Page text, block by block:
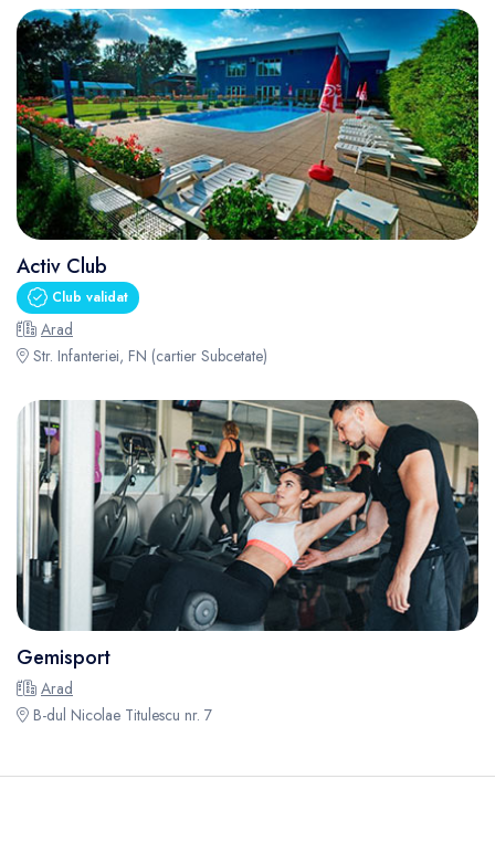
Activ Club
Club validat
Arad
Str. Infanteriei, FN (cartier Subcetate)
Gemisport
Arad
B-dul Nicolae Titulescu nr. 7